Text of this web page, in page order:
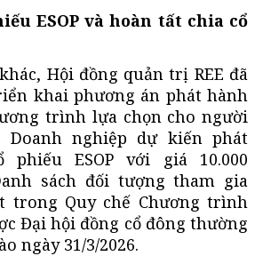
ESOP và hoàn tất chia cổ
Hội đồng quản trị REE đã
khai phương án phát hành
trình lựa chọn cho người
Doanh nghiệp dự kiến phát
phiếu ESOP với giá 10.000
sách đối tượng tham gia
trong Quy chế Chương trình
Đại hội đồng cổ đông thường
ngày 31/3/2026.